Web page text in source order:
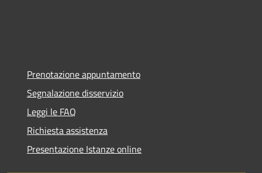
Prenotazione appuntamento
Segnalazione disservizio
Leggi le FAQ
Richiesta assistenza
Presentazione Istanze online